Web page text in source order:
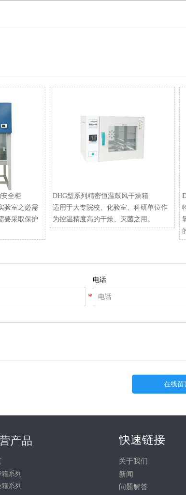
安全柜
验室之必需
要采取保护
DHG型系列精密恒温鼓风干燥箱
适用于大专院校、化验室、科研单位作
为控温精度高的干燥、灭菌之用。
电话
在线留
产品
系列
系列
快速链接
关于我们
新闻
问题解答